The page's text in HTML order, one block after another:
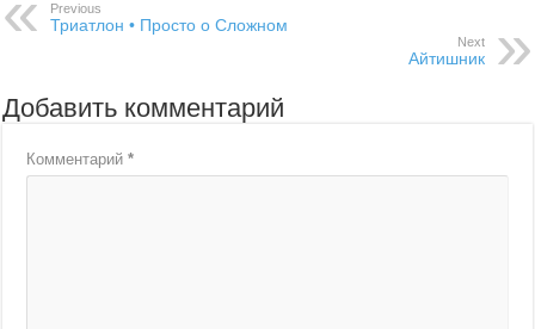
Previous
Триатлон • Просто о Сложном
Next
Айтишник
Добавить комментарий
Комментарий*